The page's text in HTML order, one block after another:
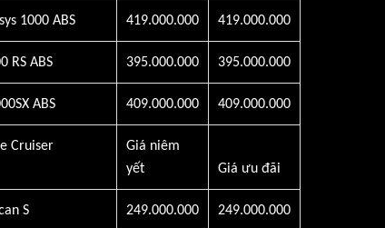
1000 ABS 419.000.000 419.000.000
RS ABS 395.000.000 395.000.000
ABS 409.000.000 409.000.000
Cruiser
Giá niêm
yết
Giá ưu đãi
S 249.000.000 249.000.000